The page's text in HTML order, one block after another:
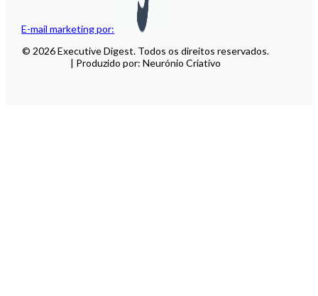
E-mail marketing por:
© 2026 Executive Digest. Todos os direitos reservados.
| Produzido por: Neurónio Criativo